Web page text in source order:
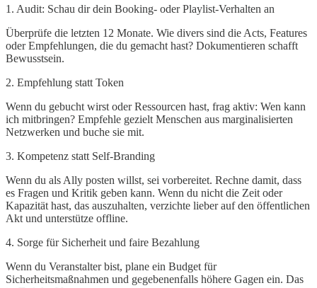
1. Audit: Schau dir dein Booking- oder Playlist-Verhalten an
Überprüfe die letzten 12 Monate. Wie divers sind die Acts, Features
oder Empfehlungen, die du gemacht hast? Dokumentieren schafft
Bewusstsein.
2. Empfehlung statt Token
Wenn du gebucht wirst oder Ressourcen hast, frag aktiv: Wen kann
ich mitbringen? Empfehle gezielt Menschen aus marginalisierten
Netzwerken und buche sie mit.
3. Kompetenz statt Self-Branding
Wenn du als Ally posten willst, sei vorbereitet. Rechne damit, dass
es Fragen und Kritik geben kann. Wenn du nicht die Zeit oder
Kapazität hast, das auszuhalten, verzichte lieber auf den öffentlichen
Akt und unterstütze offline.
4. Sorge für Sicherheit und faire Bezahlung
Wenn du Veranstalter bist, plane ein Budget für
Sicherheitsmaßnahmen und gegebenenfalls höhere Gagen ein. Das